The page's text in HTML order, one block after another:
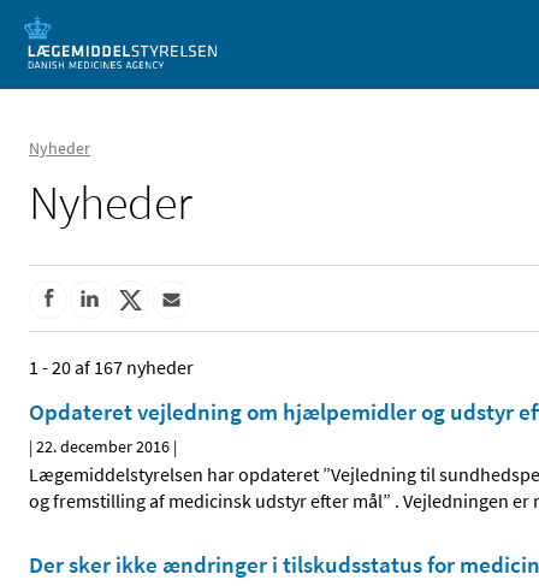
Mobil visning
Nyheder
Nyheder
1 - 20 af 167 nyheder
Opdateret vejledning om hjælpemidler og udstyr
|22. december 2016 |
Lægemiddelstyrelsen har opdateret ”Vejledning til
og fremstilling af medicinsk udstyr efter mål” . Vejledningen er
Der sker ikke ændringer i tilskudsstatus for